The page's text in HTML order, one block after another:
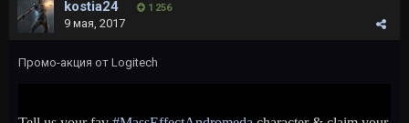
kostia24 1 256
9 мая, 2017
Промо-акция от Logitech